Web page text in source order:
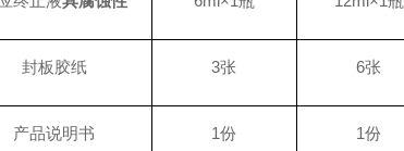
封板胶纸 3张 6张
产品说明书 1份 1份